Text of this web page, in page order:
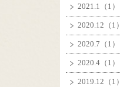
2021.1（1）
2020.12（1）
2020.7（1）
2020.4（1）
2019.12（1）